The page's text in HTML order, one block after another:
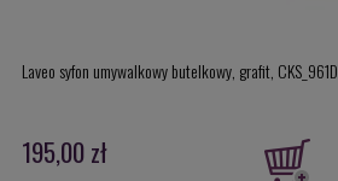
Laveo syfon umywalkowy butelkowy, grafit, CKS_961D
195,00 zł